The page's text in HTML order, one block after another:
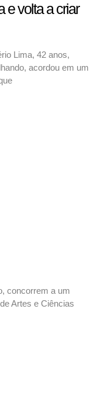
e volta a criar
Lima, 42 anos,
acordou em um
concorrem a um
Artes e Ciências